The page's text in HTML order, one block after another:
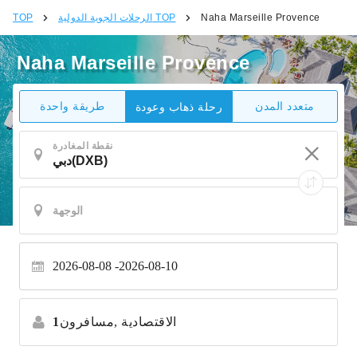
TOP الرحلات الجوية الدولية TOP Naha Marseille Provence
Naha Marseille Provence
طريقة واحدة رحلة ذهاب وعودة متعدد المدن
نقطة المغادرة
2026-08-08 2026-08-10
1 مسافرون, الاقتصادية